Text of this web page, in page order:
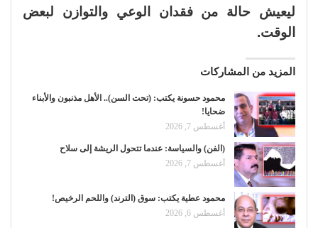
ليعيش حالة من فقدان الوعي والتوازن لبعض
الوقت.
المزيد من المشاركات
محمود حسونة يكتب: (تحت السن).. الأهل مذنبون والأبناء
ضحايا!
أغسطس 7, 2026
(الفن) والسياسة: عندما تتحول الريشة إلى سلاح
أغسطس 7, 2026
محمود عطية يكتب: سوق (الترند) واللحم الرخيص!
أغسطس 6, 2026